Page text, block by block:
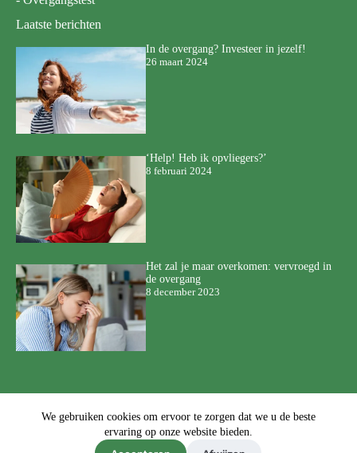
We gebruiken cookies om ervoor te zorgen dat we u de beste
ervaring op onze website bieden.
Laatste berichten
In de overgang? Investeer in jezelf!
26 maart 2024
‘Help! Heb ik opvliegers?’
8 februari 2024
Het zal je maar overkomen: vervroegd in
de overgang
8 december 2023
©Scalae Hormonen in balans Overgangspraktijk -
Privacyverklaring- Sitemap-
Ontwerp & sitebeheer door
ForYou B.V. in samenwerking